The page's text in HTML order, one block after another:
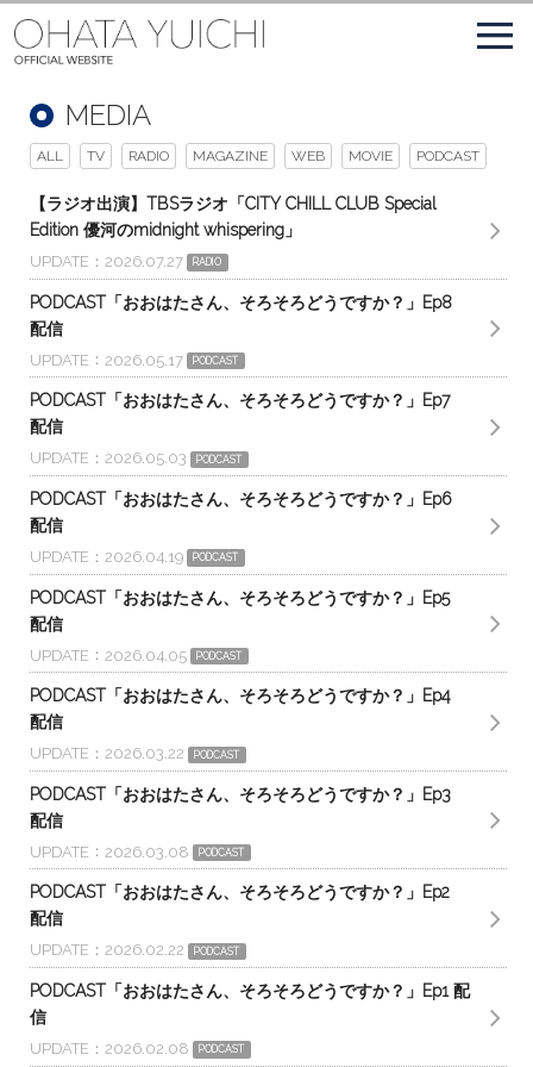
MEDIA
ALL TV RADIO MAGAZINE WEB MOVIE PODCAST
【ラジオ出演】TBSラジオ「CITY CHILL CLUB Special
Edition 優河のmidnight whispering」
UPDATE 2026.07.27 RADIO
PODCAST「おおはたさん、そろそろどうですか？」Ep8
配信
UPDATE 2026.05.17 PODCAST
PODCAST「おおはたさん、そろそろどうですか？」Ep7
配信
UPDATE 2026.05.03 PODCAST
PODCAST「おおはたさん、そろそろどうですか？」Ep6
配信
UPDATE 2026.04.19 PODCAST
PODCAST「おおはたさん、そろそろどうですか？」Ep5
配信
UPDATE 2026.04.05 PODCAST
PODCAST「おおはたさん、そろそろどうですか？」Ep4
配信
UPDATE 2026.03.22 PODCAST
PODCAST「おおはたさん、そろそろどうですか？」Ep3
配信
UPDATE 2026.03.08 PODCAST
PODCAST「おおはたさん、そろそろどうですか？」Ep2
配信
UPDATE 2026.02.22 PODCAST
PODCAST「おおはたさん、そろそろどうですか？」Ep1 配
信
UPDATE 2026.02.08 PODCAST